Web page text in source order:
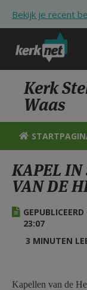
Bekijk je recent
KERK
HULP
Kerk
Waas
KAPEL IN
VAN DE
23:07
3 MINUTEN
Kapellen van de